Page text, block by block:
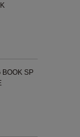
BOOK SP